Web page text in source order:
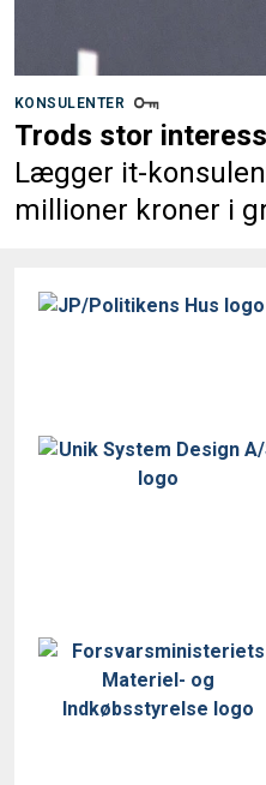
KONSULENTER
Trods stor
Lægger it-
millioner kroner i